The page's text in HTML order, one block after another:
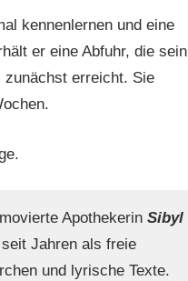
kennenlernen und eine
er eine Abfuhr, die sein
erreicht. Sie
Apothekerin Sibyl
Jahren als freie
und lyrische Texte.